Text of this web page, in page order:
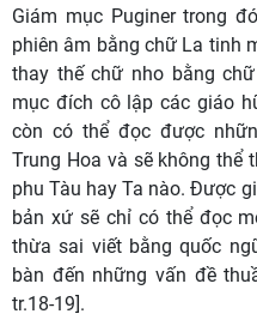
Giám mục Puginer trong
phiên âm bằng chữ La tinh
thay thế chữ nho bằng
mục đích cô lập các giáo
còn có thể đọc được
Trung Hoa và sẽ không
phu Tàu hay Ta nào. Được
bản xứ sẽ chỉ có thể đọc
thừa sai viết bằng quốc
bàn đến những vấn đề
tr.18-19].